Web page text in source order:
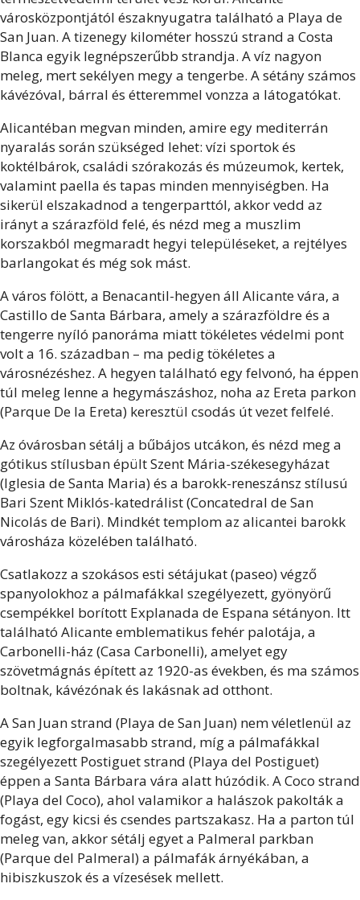
városközpontjától északnyugatra található a Playa de
San Juan. A tizenegy kilométer hosszú strand a Costa
Blanca egyik legnépszerűbb strandja. A víz nagyon
meleg, mert sekélyen megy a tengerbe. A sétány számos
kávézóval, bárral és étteremmel vonzza a látogatókat.
Alicantéban megvan minden, amire egy mediterrán
nyaralás során szükséged lehet: vízi sportok és
koktélbárok, családi szórakozás és múzeumok, kertek,
valamint paella és tapas minden mennyiségben. Ha
sikerül elszakadnod a tengerparttól, akkor vedd az
irányt a szárazföld felé, és nézd meg a muszlim
korszakból megmaradt hegyi településeket, a rejtélyes
barlangokat és még sok mást.
A város fölött, a Benacantil-hegyen áll Alicante vára, a
Castillo de Santa Bárbara, amely a szárazföldre és a
tengerre nyíló panoráma miatt tökéletes védelmi pont
volt a 16. században – ma pedig tökéletes a
városnézéshez. A hegyen található egy felvonó, ha éppen
túl meleg lenne a hegymászáshoz, noha az Ereta parkon
(Parque De la Ereta) keresztül csodás út vezet felfelé.
Az óvárosban sétálj a bűbájos utcákon, és nézd meg a
gótikus stílusban épült Szent Mária-székesegyházat
(Iglesia de Santa Maria) és a barokk-reneszánsz stílusú
Bari Szent Miklós-katedrálist (Concatedral de San
Nicolás de Bari). Mindkét templom az alicantei barokk
városháza közelében található.
Csatlakozz a szokásos esti sétájukat (paseo) végző
spanyolokhoz a pálmafákkal szegélyezett, gyönyörű
csempékkel borított Explanada de Espana sétányon. Itt
található Alicante emblematikus fehér palotája, a
Carbonelli-ház (Casa Carbonelli), amelyet egy
szövetmágnás épített az 1920-as években, és ma számos
boltnak, kávézónak és lakásnak ad otthont.
A San Juan strand (Playa de San Juan) nem véletlenül az
egyik legforgalmasabb strand, míg a pálmafákkal
szegélyezett Postiguet strand (Playa del Postiguet)
éppen a Santa Bárbara vára alatt húzódik. A Coco strand
(Playa del Coco), ahol valamikor a halászok pakolták a
fogást, egy kicsi és csendes partszakasz. Ha a parton túl
meleg van, akkor sétálj egyet a Palmeral parkban
(Parque del Palmeral) a pálmafák árnyékában, a
hibiszkuszok és a vízesések mellett.